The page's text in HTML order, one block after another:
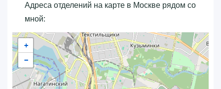
Адреса отделений на карте в Москве рядом со
мной:
+
−